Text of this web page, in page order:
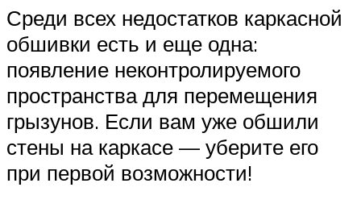
Среди всех недостатков каркасной
обшивки есть и еще одна:
появление неконтролируемого
пространства для перемещения
грызунов. Если вам уже обшили
стены на каркасе — уберите его
при первой возможности!